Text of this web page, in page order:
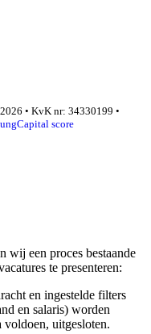
• KvK nr: 34330199 •
score
wij een proces bestaande
te presenteren:
en ingestelde filters
en salaris) worden
voldoen, uitgesloten.